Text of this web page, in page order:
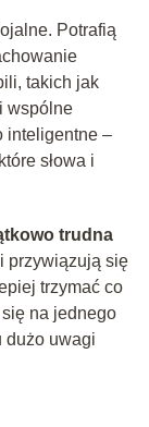
Potrafią
takich jak
wspólne
inteligentne –
słowa i
trudna
przywiązują się
trzymać co
na jednego
dużo uwagi